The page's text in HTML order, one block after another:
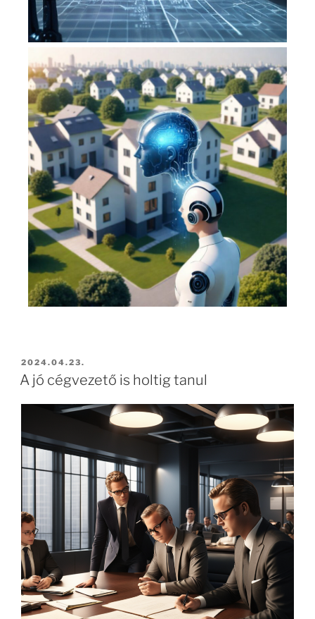
2024.04.23.
A jó cégvezető is holtig tanul